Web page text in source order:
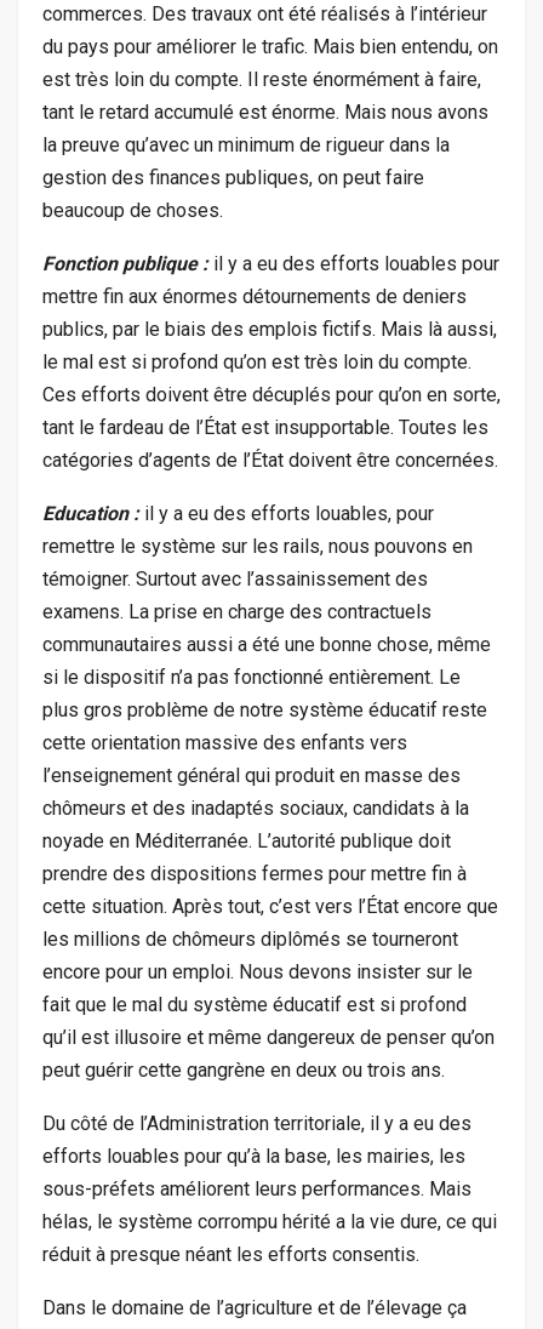
commerces. Des travaux ont été réalisés à l’intérieur
du pays pour améliorer le trafic. Mais bien entendu, on
est très loin du compte. Il reste énormément à faire,
tant le retard accumulé est énorme. Mais nous avons
la preuve qu’avec un minimum de rigueur dans la
gestion des finances publiques, on peut faire
beaucoup de choses.
Fonction publique :il y a eu des efforts louables pour
mettre fin aux énormes détournements de deniers
publics, par le biais des emplois fictifs. Mais là aussi,
le mal est si profond qu’on est très loin du compte.
Ces efforts doivent être décuplés pour qu’on en sorte,
tant le fardeau de l’État est insupportable. Toutes les
catégories d’agents de l’État doivent être concernées.
Education :il y a eu des efforts louables, pour
remettre le système sur les rails, nous pouvons en
témoigner. Surtout avec l’assainissement des
examens. La prise en charge des contractuels
communautaires aussi a été une bonne chose, même
si le dispositif n’a pas fonctionné entièrement. Le
plus gros problème de notre système éducatif reste
cette orientation massive des enfants vers
l’enseignement général qui produit en masse des
chômeurs et des inadaptés sociaux, candidats à la
noyade en Méditerranée. L’autorité publique doit
prendre des dispositions fermes pour mettre fin à
cette situation. Après tout, c’est vers l’État encore que
les millions de chômeurs diplômés se tourneront
encore pour un emploi. Nous devons insister sur le
fait que le mal du système éducatif est si profond
qu’il est illusoire et même dangereux de penser qu’on
peut guérir cette gangrène en deux ou trois ans.
Du côté de l’Administration territoriale, il y a eu des
efforts louables pour qu’à la base, les mairies, les
sous-préfets améliorent leurs performances. Mais
hélas, le système corrompu hérité a la vie dure, ce qui
réduit à presque néant les efforts consentis.
Dans le domaine de l’agriculture et de l’élevage ça